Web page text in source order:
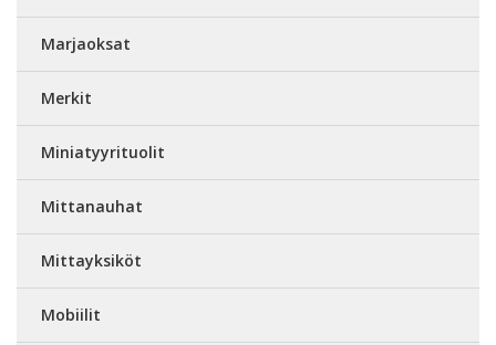
Marjaoksat
Merkit
Miniatyyrituolit
Mittanauhat
Mittayksiköt
Mobiilit